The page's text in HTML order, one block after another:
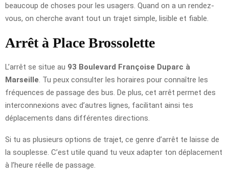
beaucoup de choses pour les usagers. Quand on a un rendez-
vous, on cherche avant tout un trajet simple, lisible et fiable.
Arrêt à Place Brossolette
L’arrêt se situe au 93 Boulevard Françoise Duparc à
Marseille . Tu peux consulter les horaires pour connaître les
fréquences de passage des bus. De plus, cet arrêt permet des
interconnexions avec d’autres lignes, facilitant ainsi tes
déplacements dans différentes directions.
Si tu as plusieurs options de trajet, ce genre d’arrêt te laisse de
la souplesse. C’est utile quand tu veux adapter ton déplacement
à l’heure réelle de passage.